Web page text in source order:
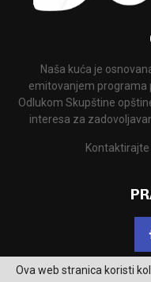
Naša kuća je
emitovanjem programa
Odlukom Skupštine
interesa za
Kontaktirajte
Ova web stranica koristi